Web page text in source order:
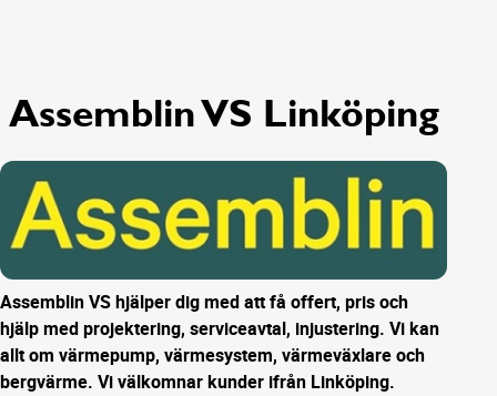
Assemblin VS Linköping
Assemblin VS hjälper dig med att få offert, pris och
hjälp med projektering, serviceavtal, injustering. Vi kan
allt om värmepump, värmesystem, värmeväxlare och
bergvärme. Vi välkomnar kunder ifrån Linköping.